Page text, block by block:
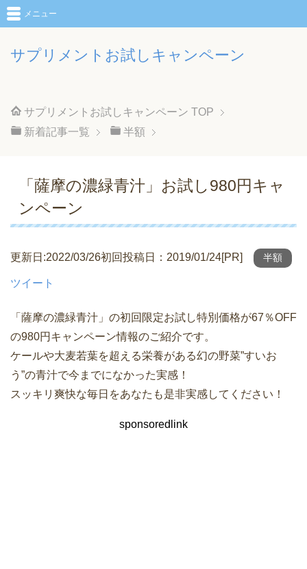
サプリメントお試しキャンペーン
メニュー
サプリメントお試しキャンペーン TOP
新着記事一覧
半額
「薩摩の濃緑青汁」お試し980円キャ
ンペーン
更新日:2022/03/26初回投稿日：2019/01/24[PR] 半額
ツイート
「薩摩の濃緑青汁」の初回限定お試し特別価格が67％OFF
の980円キャンペーン情報のご紹介です。
ケールや大麦若葉を超える栄養がある幻の野菜”すいお
う”の青汁で今までになかった実感！
スッキリ爽快な毎日をあなたも是非実感してください！
sponsoredlink